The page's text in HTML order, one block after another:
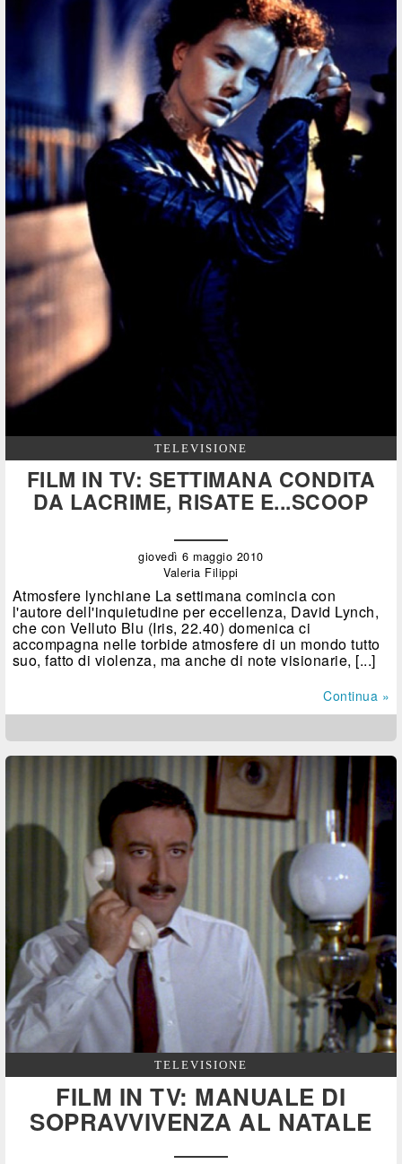
TELEVISIONE
FILM IN TV: SETTIMANA CONDITA
DA LACRIME, RISATE E...SCOOP
giovedì 6 maggio 2010
Valeria Filippi
Atmosfere lynchiane La settimana comincia con
l'autore dell'inquietudine per eccellenza, David Lynch,
che con Velluto Blu (Iris, 22.40) domenica ci
accompagna nelle torbide atmosfere di un mondo tutto
suo, fatto di violenza, ma anche di note visionarie, [...]
Continua »
TELEVISIONE
FILM IN TV: MANUALE DI
SOPRAVVIVENZA AL NATALE